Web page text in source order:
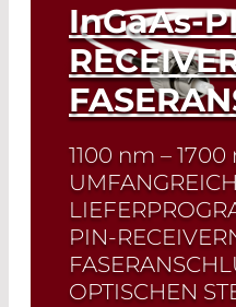
InGaAs-
1100 nm – 1700
PIN-
OPTISCHEN